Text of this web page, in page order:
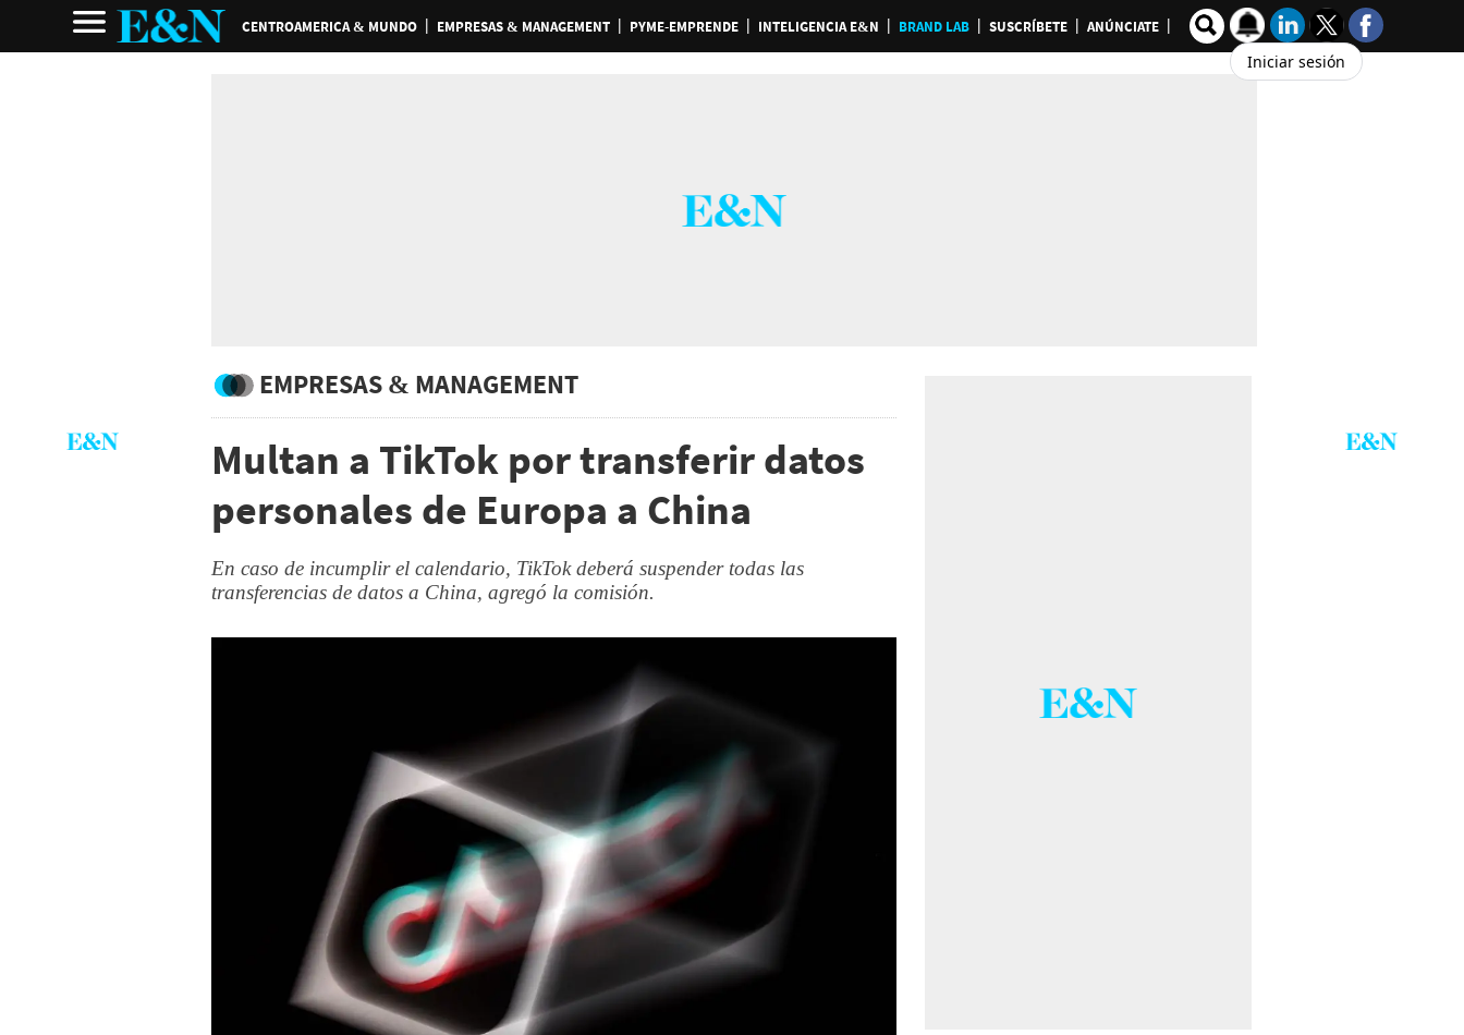
CENTROAMERICA & MUNDO EMPRESAS & MANAGEMENT PYME-EMPRENDE INTELIGENCIA E&N BRAND LAB SUSCRÍBETE ANÚNCIATE
Iniciar sesión
EMPRESAS & MANAGEMENT
Multan a TikTok por transferir datos
personales de Europa a China
En caso de incumplir el calendario, TikTok deberá suspender todas las
transferencias de datos a China, agregó la comisión.